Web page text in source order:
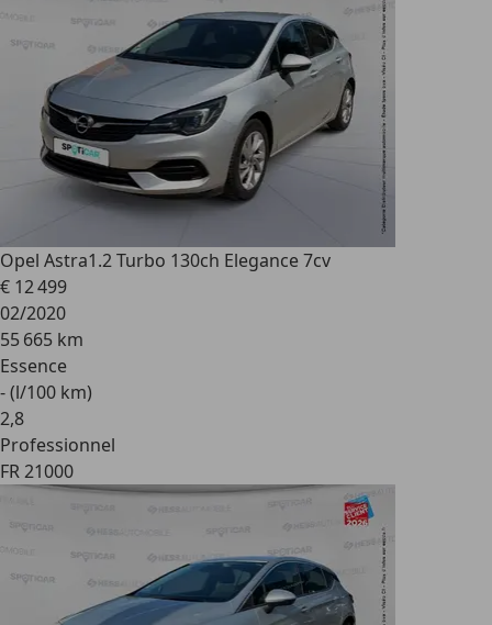
Opel Astra1.2 Turbo 130ch Elegance 7cv
€ 12 499
02/2020
55 665 km
Essence
- (l/100 km)
2,8
Professionnel
FR 21000